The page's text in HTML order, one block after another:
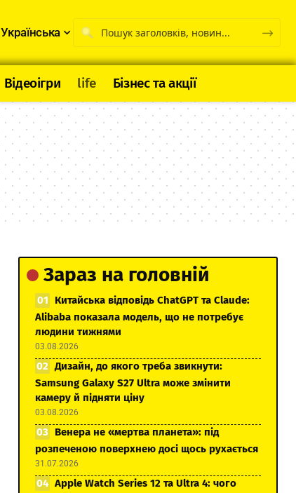
Українська
Відеоігри life Бізнес та акції
Зараз на головній
Китайська відповідь ChatGPT та Claude:
Alibaba показала модель, що не потребує
людини тижнями
03.08.2026
Дизайн, до якого треба звикнути:
Samsung Galaxy S27 Ultra може змінити
камеру й підняти ціну
03.08.2026
Венера не «мертва планета»: під
розпеченою поверхнею досі щось рухається
31.07.2026
Apple Watch Series 12 та Ultra 4: чого